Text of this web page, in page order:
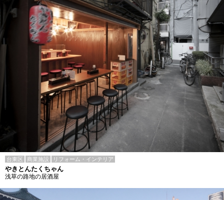
台東区 商業施設 リフォーム・インテリア
やきとんたくちゃん
浅草の路地の居酒屋